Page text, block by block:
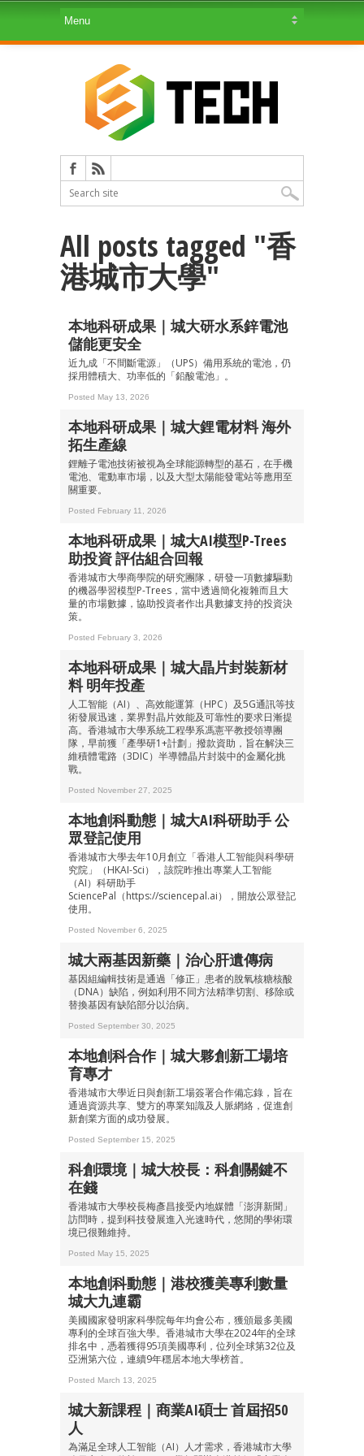
All posts tagged "香
港城市大學"
本地科研成果｜城大研水系鋅電池
儲能更安全
近九成「不間斷電源」（UPS）備用系統的電池，仍
採用體積大、功率低的「鉛酸電池」。
Posted May 13, 2026
本地科研成果｜城大鋰電材料 海外
拓生產線
鋰離子電池技術被視為全球能源轉型的基石，在手機
電池、電動車市場，以及大型太陽能發電站等應用至
關重要。
Posted February 11, 2026
本地科研成果｜城大AI模型P-Trees
助投資 評估組合回報
香港城市大學商學院的研究團隊，研發一項數據驅動
的機器學習模型P-Trees，當中透過簡化複雜而且大
量的市場數據，協助投資者作出具數據支持的投資決
策。
Posted February 3, 2026
本地科研成果｜城大晶片封裝新材
料 明年投產
人工智能（AI）、高效能運算（HPC）及5G通訊等技
術發展迅速，業界對晶片效能及可靠性的要求日漸提
高。香港城市大學系統工程學系馮憲平教授領導團
隊，早前獲「產學研1+計劃」撥款資助，旨在解決三
維積體電路（3DIC）半導體晶片封裝中的金屬化挑
戰。
Posted November 27, 2025
本地創科動態｜城大AI科研助手 公
眾登記使用
香港城市大學去年10月創立「香港人工智能與科學研
究院」（HKAI-Sci），該院昨推出專業人工智能
（AI）科研助手
SciencePal（https://sciencepal.ai），開放公眾登記
使用。
Posted November 6, 2025
城大兩基因新藥｜治心肝遺傳病
基因組編輯技術是通過「修正」患者的脫氧核糖核酸
（DNA）缺陷，例如利用不同方法精準切割、移除或
替換基因有缺陷部分以治病。
Posted September 30, 2025
本地創科合作｜城大夥創新工場培
育專才
香港城市大學近日與創新工場簽署合作備忘錄，旨在
通過資源共享、雙方的專業知識及人脈網絡，促進創
新創業方面的成功發展。
Posted September 15, 2025
科創環境｜城大校長：科創關鍵不
在錢
香港城市大學校長梅彥昌接受內地媒體「澎湃新聞」
訪問時，提到科技發展進入光速時代，悠閒的學術環
境已很難維持。
Posted May 15, 2025
本地創科動態｜港校獲美專利數量
城大九連霸
美國國家發明家科學院每年均會公布，獲頒最多美國
專利的全球百強大學。香港城市大學在2024年的全球
排名中，憑着獲得95項美國專利，位列全球第32位及
亞洲第六位，連續9年穩居本地大學榜首。
Posted March 13, 2025
城大新課程｜商業AI碩士 首屆招50
人
為滿足全球人工智能（AI）人才需求，香港城市大學
成為 EJ Tech 會員
最新資訊（附創業懶人包），直達郵
箱！